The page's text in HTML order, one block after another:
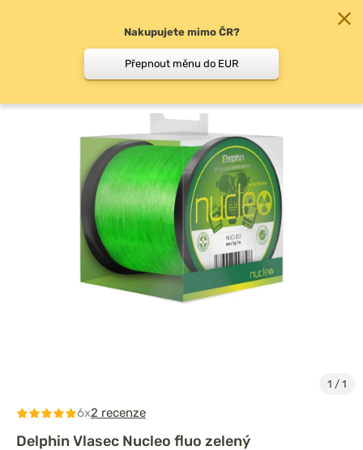
1 / 1
6x2 recenze
Delphin Vlasec Nucleo fluo zelený
Nakupujete mimo ČR?
Přepnout měnu do EUR